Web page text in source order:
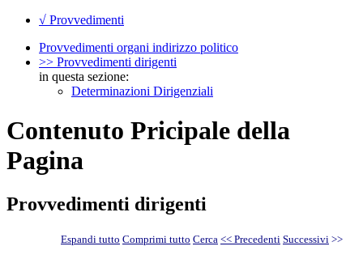
√ Provvedimenti
Provvedimenti organi indirizzo politico
>> Provvedimenti dirigenti
in questa sezione:
Determinazioni Dirigenziali
Contenuto Pricipale della
Pagina
Provvedimenti dirigenti
Espandi tutto Comprimi tutto Cerca << Precedenti Successivi >>